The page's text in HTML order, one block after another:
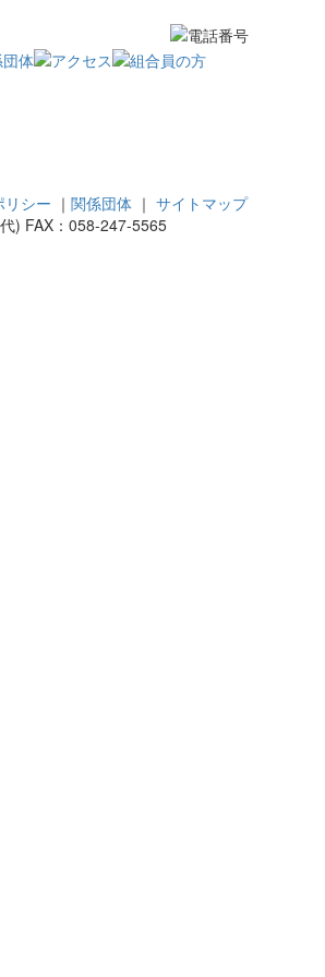
リシー ｜ 関係団体 ｜ サイトマップ
) FAX：058-247-5565